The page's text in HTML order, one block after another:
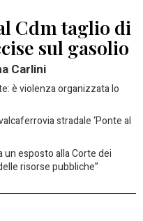
Cdm taglio di
sul gasolio
Carlini
è violenza organizzata lo
stradale ‘Ponte al
esposto alla Corte dei
risorse pubbliche”